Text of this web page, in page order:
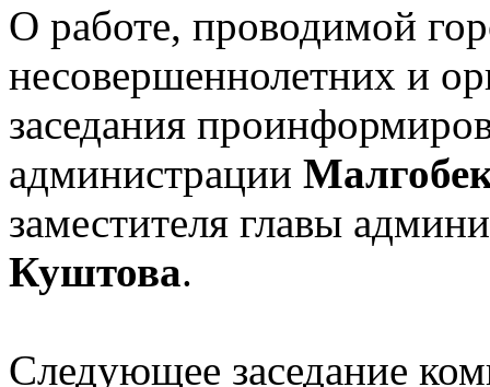
О работе, проводимой
несовершеннолетних и
заседания
администрации
заместителя главы
Куштова.
Следующее заседание